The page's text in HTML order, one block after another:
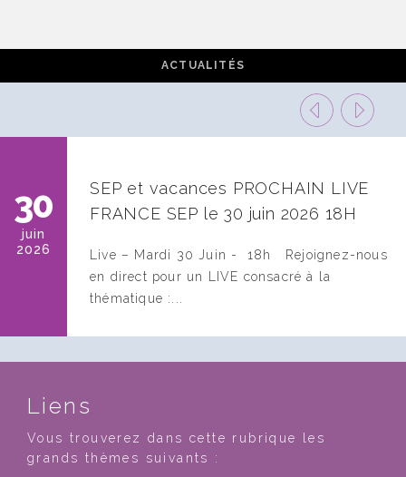
ACTUALITÉS
30
juin
2026
SEP et vacances PROCHAIN LIVE
FRANCE SEP le 30 juin 2026 18H
Live – Mardi 30 Juin - 18h Rejoignez-nous
en direct pour un LIVE consacré à la
thématique :...
Liens
Vous trouverez dans cette rubrique les
grands thèmes suivants :